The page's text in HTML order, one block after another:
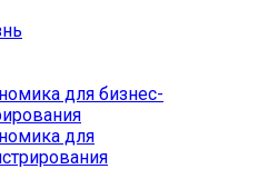
для бизнес-
для